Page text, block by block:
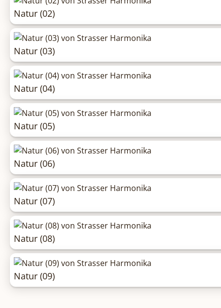
Natur (02)
Natur (03)
Natur (04)
Natur (05)
Natur (06)
Natur (07)
Natur (08)
Natur (09)